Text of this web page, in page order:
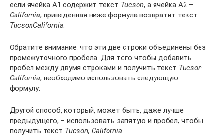
если ячейка А1 содержит текст Tucson, а ячейка А2 –
California, приведенная ниже формула возвратит текст
TucsonCalifornia:
Обратите внимание, что эти две строки объединены без
промежуточного пробела. Для того чтобы добавить
пробел между двумя строками и получить текст Tucson
California, необходимо использовать следующую
формулу:
Другой способ, который, может быть, даже лучше
предыдущего, – использовать запятую и пробел, чтобы
получить текст Tucson, California.